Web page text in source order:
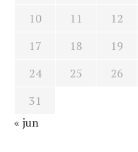
10
11 12
17
18 19
24
25 26
31
« jun